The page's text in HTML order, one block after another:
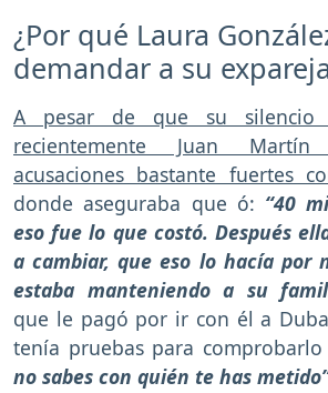
¿Por qué Laura
demandar a su
A pesar de que su silencio
recientemente Juan
acusaciones bastante fuertes
donde aseguraba que ó: “40
eso fue lo que costó. Después
a cambiar, que eso lo hacía por
estaba manteniendo a su
que le pagó por ir con él a
tenía pruebas para
no sabes con quién te has